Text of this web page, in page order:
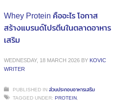
Whey Protein คืออะไร โอกาส
สร้างแบรนด์โปรตีนในตลาดอาหาร
เสริม
WEDNESDAY, 18 MARCH 2026 BY KOVIC
WRITER
PUBLISHED INส่วนประกอบอาหารเสริม
TAGGED UNDER: PROTEIN,